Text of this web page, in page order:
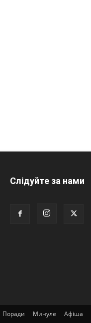
Слідуйте за нами
Поради Минуле Афіша